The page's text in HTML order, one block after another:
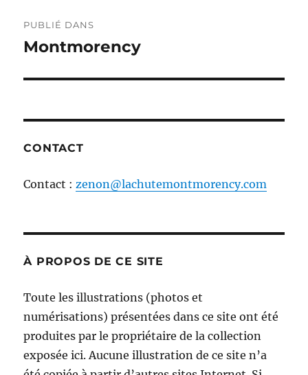
de
PUBLIÉ DANS
Montmorency
CONTACT
Contact :zenon@lachutemontmorency.com
À PROPOS DE CE SITE
Toute les illustrations (photos et
numérisations) présentées dans ce site ont été
produites par le propriétaire de la collection
exposée ici. Aucune illustration de ce site n’a